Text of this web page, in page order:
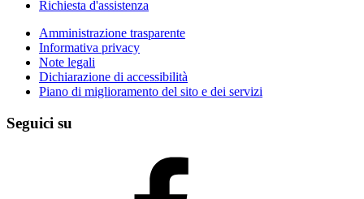
Richiesta d'assistenza
Amministrazione trasparente
Informativa privacy
Note legali
Dichiarazione di accessibilità
Piano di miglioramento del sito e dei servizi
Seguici su